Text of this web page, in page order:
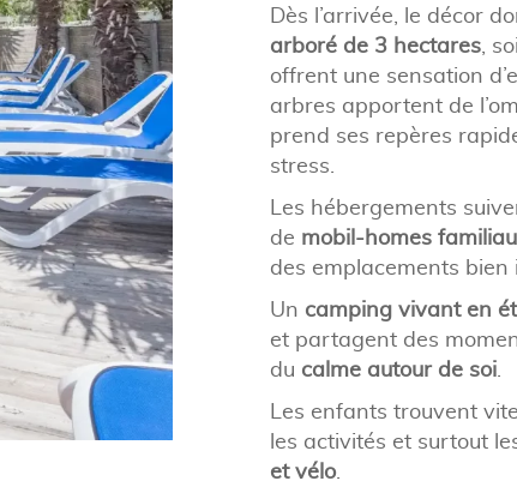
Dès l’arrivée, le décor
arboré de 3 hectares,
offrent une sensation
arbres apportent de
prend ses repères
stress.
Les hébergements
de mobil-homes
des emplacements
Un camping vivant en
et partagent des
du calme autour de soi.
Les enfants trouvent
les activités et surtout
et vélo.